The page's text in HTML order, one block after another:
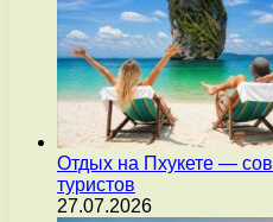
Отдых на Пхукете —
туристов
27.07.2026